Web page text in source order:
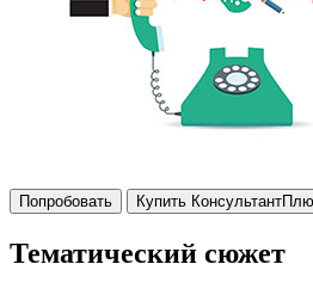
Попробовать Купить
Тематический сюжет